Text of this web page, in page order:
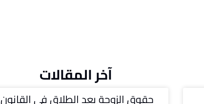
آخر المقالات
حقوق الزوجة بعد الطلاق في القانون